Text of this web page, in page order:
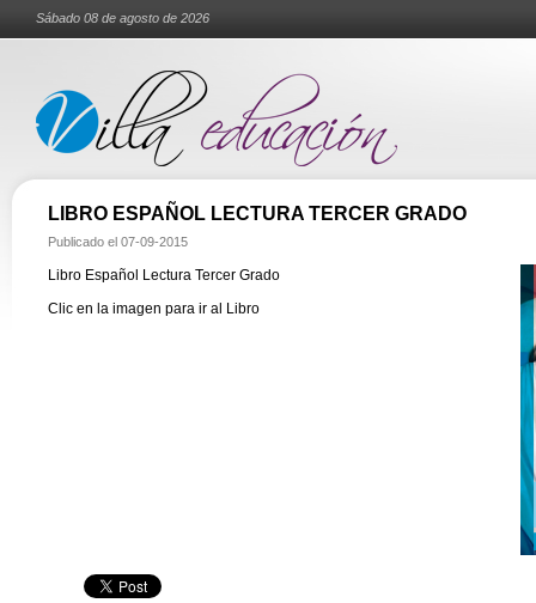
Sábado 08 de agosto de 2026
LIBRO ESPAÑOL LECTURA TERCER GRADO
Publicado el 07-09-2015
Libro Español Lectura Tercer Grado
Clic en la imagen para ir al Libro